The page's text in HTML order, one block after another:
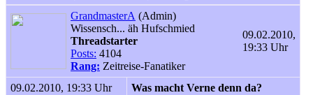
GrandmasterA (Admin)
Wissensch... äh Hufschmied
Threadstarter
Posts: 4104
Rang: Zeitreise-Fanatiker
09.02.2010,
19:33 Uhr
09.02.2010, 19:33 Uhr
Was macht Verne denn da?